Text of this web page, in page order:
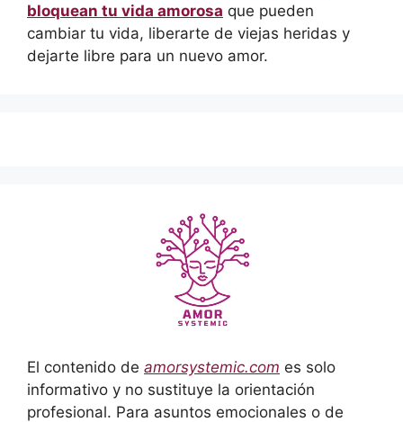
bloquean tu vida amorosa que pueden
cambiar tu vida, liberarte de viejas heridas y
dejarte libre para un nuevo amor.
El contenido de amorsystemic.com es solo
informativo y no sustituye la orientación
profesional. Para asuntos emocionales o de